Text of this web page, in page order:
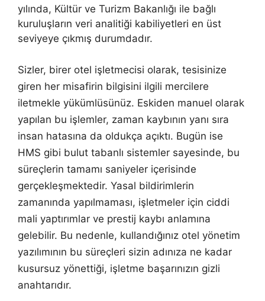
yılında, Kültür ve Turizm Bakanlığı ile bağlı
kuruluşların veri analitiği kabiliyetleri en üst
seviyeye çıkmış durumdadır.
Sizler, birer otel işletmecisi olarak, tesisinize
giren her misafirin bilgisini ilgili mercilere
iletmekle yükümlüsünüz. Eskiden manuel olarak
yapılan bu işlemler, zaman kaybının yanı sıra
insan hatasına da oldukça açıktı. Bugün ise
HMS gibi bulut tabanlı sistemler sayesinde, bu
süreçlerin tamamı saniyeler içerisinde
gerçekleşmektedir. Yasal bildirimlerin
zamanında yapılmaması, işletmeler için ciddi
mali yaptırımlar ve prestij kaybı anlamına
gelebilir. Bu nedenle, kullandığınız otel yönetim
yazılımının bu süreçleri sizin adınıza ne kadar
kusursuz yönettiği, işletme başarınızın gizli
anahtarıdır.